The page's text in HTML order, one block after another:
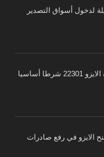
لدخول أسواق التصدير
لماذا أصبحت شهادة الايزو 22301 شرطا أساسيا
الايزو في رفع صادرات